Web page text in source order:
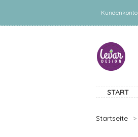
Kundenkonto
START
Startseite >